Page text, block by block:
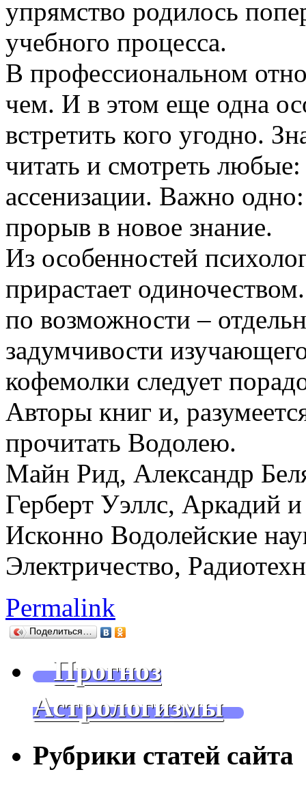
упрямство родилось
учебного процесса.
В профессиональном
чем. И в этом еще одна
встретить кого угодно.
читать и смотреть
ассенизации. Важно
прорыв в новое знание.
Из особенностей
прирастает
по возможности –
задумчивости
кофемолки следует
Авторы книг и,
прочитать Водолею.
Майн Рид, Александр
Герберт Уэллс, Аркадий
Исконно Водолейские
Электричество,
Permalink
Поделиться…
Прогноз
Астрологизмы
Рубрики статей сайта